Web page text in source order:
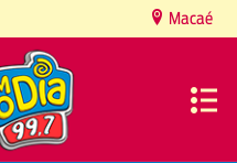
Macaé